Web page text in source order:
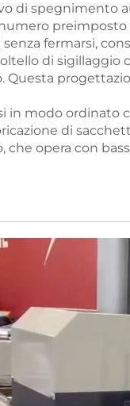
di spegnimento
fermarsi,
di sigillaggio
Questa
in modo ordinato
di
che opera con